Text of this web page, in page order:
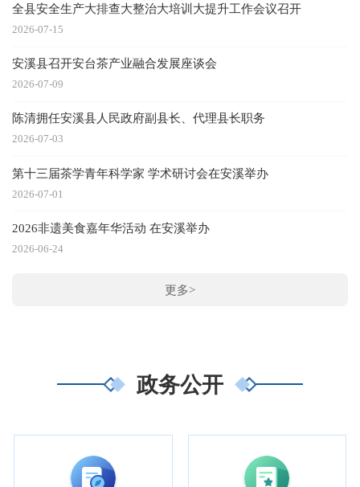
全县安全生产大排查大整治大培训大提升工作会议召开
2026-07-15
安溪县召开安台茶产业融合发展座谈会
2026-07-09
陈清拥任安溪县人民政府副县长、代理县长职务
2026-07-03
第十三届茶学青年科学家 学术研讨会在安溪举办
2026-07-01
2026非遗美食嘉年华活动 在安溪举办
2026-06-24
更多>
政务公开